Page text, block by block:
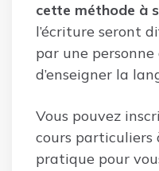
cette méthode à
l’écriture seront
par une personne
d’enseigner la
Vous pouvez
cours particuliers
pratique pour